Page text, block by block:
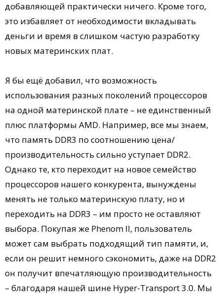
добавляющей практически ничего. Кроме того,
это избавляет от необходимости вкладывать
деньги и время в слишком частую разработку
новых материнских плат.
Я бы ещё добавил, что возможность
использования разных поколений процессоров
на одной материнской плате – не единственный
плюс платформы AMD. Например, все мы знаем,
что память DDR3 по соотношению цена/
производительность сильно уступает DDR2.
Однако те, кто переходит на новое семейство
процессоров нашего конкурента, вынуждены
менять не только материнскую плату, но и
переходить на DDR3 – им просто не оставляют
выбора. Покупая же Phenom II, пользователь
может сам выбрать подходящий тип памяти, и,
если он решит немного сэкономить, даже на DDR2
он получит впечатляющую производительность
– благодаря нашей шине Hyper-Transport 3.0. Мы